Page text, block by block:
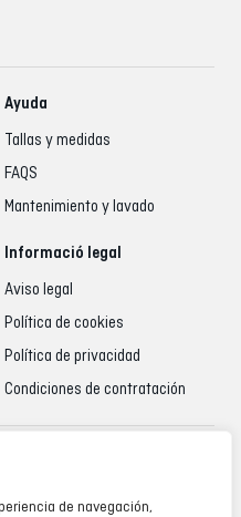
de navegación,
Ayuda
Tallas y medidas
FAQS
Mantenimiento y lavado
Informació legal
Aviso legal
Política de cookies
Política de privacidad
Condiciones de contratación